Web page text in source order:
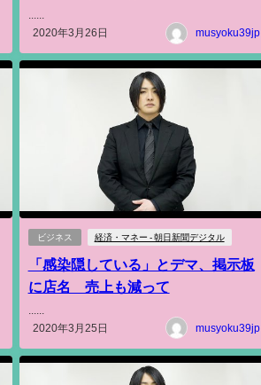
......
2020年3月26日
musyoku39jp
ビジネス 経済・マネー - 朝日新聞デジタル
「感染隠している」とデマ、掲示板
に店名 売上も減って
2020年3月25日
musyoku39jp